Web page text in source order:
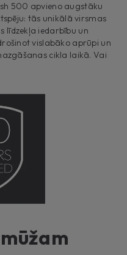
500 apvieno augstāku
tās unikālā virsmas
līdzekļa iedarbību un
vislabāko aprūpi un
cikla laikā. Vai